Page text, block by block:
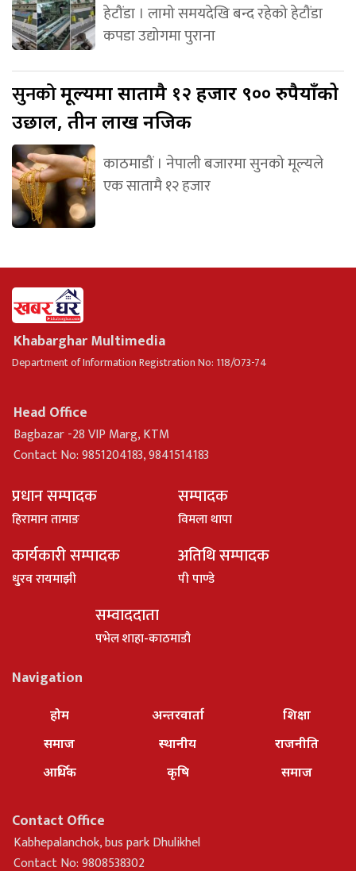
हेटौंडा । लामो समयदेखि बन्द रहेको हेटौंडा
कपडा उद्योगमा पुराना
सुनकोमूल्यमा सातामै १२ हजार ९०० रुपैयाँको
उछाल, तीन लाख नजिक
काठमाडौं । नेपाली बजारमा सुनको मूल्यले
एक सातामै १२ हजार
Khabarghar Multimedia
Department of Information Registration No: 118/073-74
Head Office
Bagbazar -28 VIP Marg, KTM
Contact No: 9851204183, 9841514183
प्रधान सम्पादक
हिरामान तामाङ
सम्पादक
विमला थापा
कार्यकारी सम्पादक
धु्रव रायमाझी
अतिथि सम्पादक
पी पाण्डे
सम्वाददाता
पभेल शाहा-काठमाडौ
Navigation
होम
समाज
आर्थिक
अन्तरवार्ता
स्थानीय
कृषि
शिक्षा
राजनीति
समाज
Contact Office
Kabhepalanchok, bus park Dhulikhel
Contact No: 9808538302